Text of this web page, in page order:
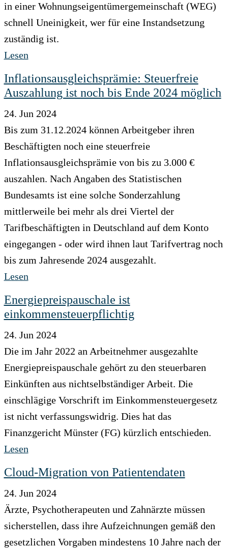
in einer Wohnungseigentümergemeinschaft (WEG)
schnell Uneinigkeit, wer für eine Instandsetzung
zuständig ist.
Lesen
Inflationsausgleichsprämie: Steuerfreie
Auszahlung ist noch bis Ende 2024 möglich
24. Jun 2024
Bis zum 31.12.2024 können Arbeitgeber ihren
Beschäftigten noch eine steuerfreie
Inflationsausgleichsprämie von bis zu 3.000 €
auszahlen. Nach Angaben des Statistischen
Bundesamts ist eine solche Sonderzahlung
mittlerweile bei mehr als drei Viertel der
Tarifbeschäftigten in Deutschland auf dem Konto
eingegangen - oder wird ihnen laut Tarifvertrag noch
bis zum Jahresende 2024 ausgezahlt.
Lesen
Energiepreispauschale ist
einkommensteuerpflichtig
24. Jun 2024
Die im Jahr 2022 an Arbeitnehmer ausgezahlte
Energiepreispauschale gehört zu den steuerbaren
Einkünften aus nichtselbständiger Arbeit. Die
einschlägige Vorschrift im Einkommensteuergesetz
ist nicht verfassungswidrig. Dies hat das
Finanzgericht Münster (FG) kürzlich entschieden.
Lesen
Cloud-Migration von Patientendaten
24. Jun 2024
Ärzte, Psychotherapeuten und Zahnärzte müssen
sicherstellen, dass ihre Aufzeichnungen gemäß den
gesetzlichen Vorgaben mindestens 10 Jahre nach der